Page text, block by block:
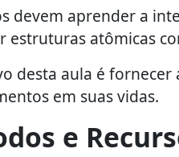
devem aprender a
estruturas atômicas
desta aula é
em suas vidas.
e